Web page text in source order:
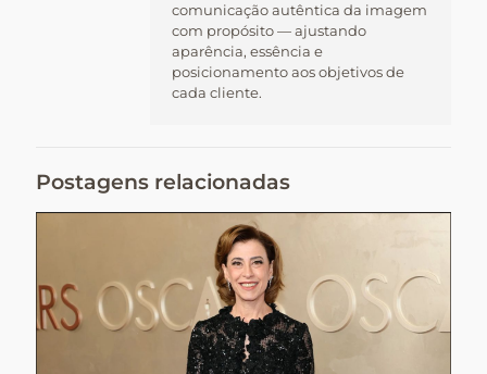
comunicação autêntica da imagem
com propósito — ajustando
aparência, essência e
posicionamento aos objetivos de
cada cliente.
Postagens relacionadas